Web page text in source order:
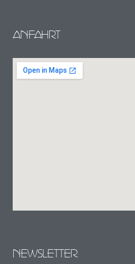
ANFAHRT
NEWSLETTER